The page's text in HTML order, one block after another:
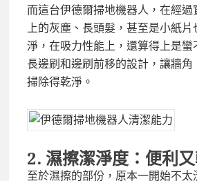
而這台伊德爾掃地機器人，在經過
上的灰塵、長頭髮，甚至是小紙片
淨，在吸力性能上，還算得上是蠻
長邊刷和邊刷前移的設計，讓牆角
掃除得乾淨。
2. 濕擦潔淨度：便利
至於濕擦的部份，原本一開始不太